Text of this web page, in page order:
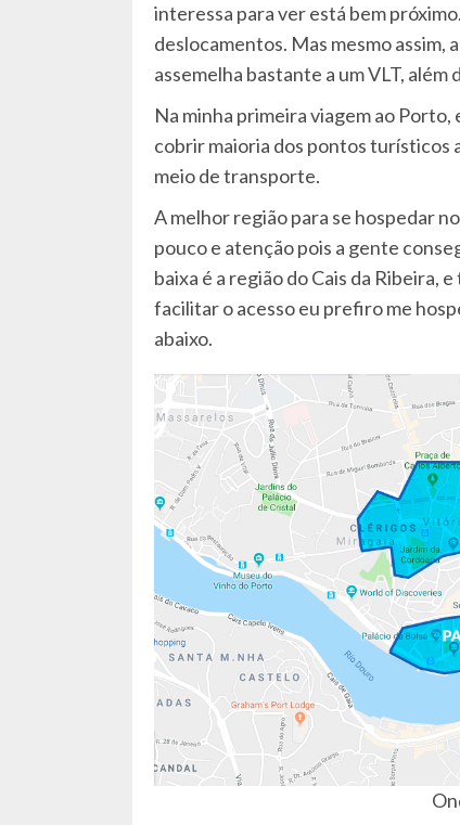
interessa para ver está bem
deslocamentos. Mas mesmo assim,
assemelha bastante a um VLT, além
Na minha primeira viagem ao
cobrir maioria dos pontos turísticos
meio de transporte.
A melhor região para se hospedar
pouco e atenção pois a gente
baixa é a região do Cais da Ribeira,
facilitar o acesso eu prefiro me
abaixo.